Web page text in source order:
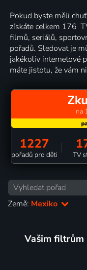
Pokud byste měli
získáte celkem 176
filmů, seriálů,
pořadů. Sledovat je
jakékoliv internetové
máte jistotu, že vám
na
1227
pořadů pro děti TV
Země: Mexiko
Vašim filtrům